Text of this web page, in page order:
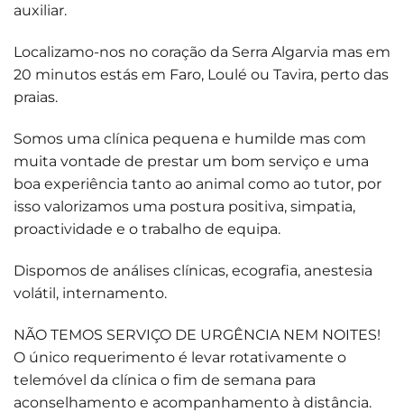
auxiliar.
Localizamo-nos no coração da Serra Algarvia mas em
20 minutos estás em Faro, Loulé ou Tavira, perto das
praias.
Somos uma clínica pequena e humilde mas com
muita vontade de prestar um bom serviço e uma
boa experiência tanto ao animal como ao tutor, por
isso valorizamos uma postura positiva, simpatia,
proactividade e o trabalho de equipa.
Dispomos de análises clínicas, ecografia, anestesia
volátil, internamento.
NÃO TEMOS SERVIÇO DE URGÊNCIA NEM NOITES!
O único requerimento é levar rotativamente o
telemóvel da clínica o fim de semana para
aconselhamento e acompanhamento à distância.